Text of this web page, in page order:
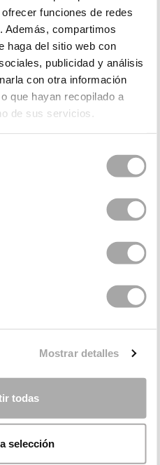
funciones de redes
Además, compartimos
haga del sitio web con
publicidad y análisis
con otra información
que hayan recopilado a
de sus servicios.
Mostrar detalles
todas
selección